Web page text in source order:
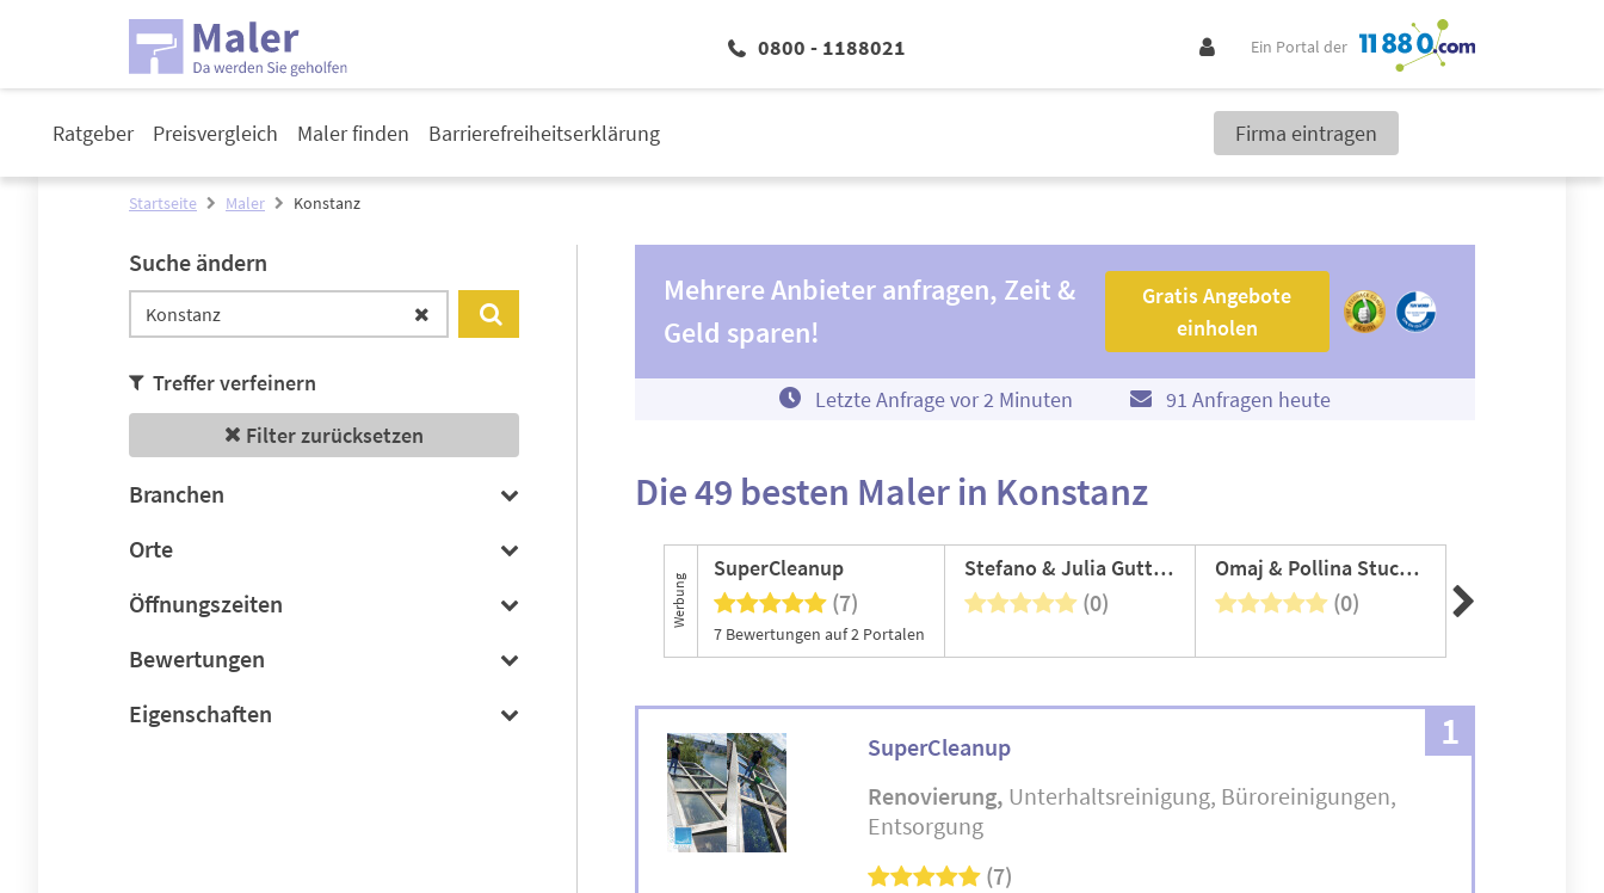
0800 - 1188021 Ein Portal der
Ratgeber Preisvergleich Maler finden Barrierefreiheitserklärung Firma eintragen
Startseite Maler Konstanz
Suche ändern
Treffer verfeinern
Filter zurücksetzen
Branchen
Orte
Öffnungszeiten
Bewertungen
Eigenschaften
Mehrere Anbieter anfragen, Zeit &
Geld sparen!
Gratis Angebote
einholen
Letzte Anfrage vor2 Minuten 91 Anfragen heute
Die 49 besten Maler in Konstanz
Werbung
SuperCleanup
(7)
7 Bewertungen auf 2 Portalen
Stefano & Julia Guttadauro
(0)
Omaj & Pollina Stuckateurbetrieb
(0)
1
SuperCleanup
Renovierung Unterhaltsreinigung Büroreinigungen
Entsorgung
(7)